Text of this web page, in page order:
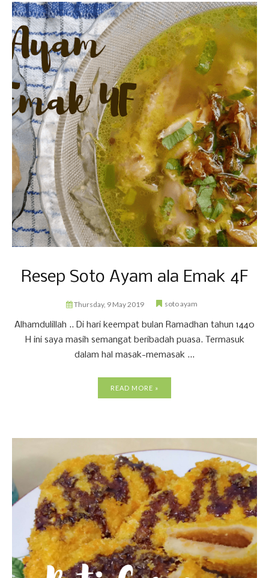
Resep Soto Ayam ala Emak 4F
Thursday, 9 May 2019 soto ayam
Alhamdulillah .. Di hari keempat bulan Ramadhan tahun 1440
H ini saya masih semangat beribadah puasa. Termasuk
dalam hal masak-memasak ...
READ MORE »